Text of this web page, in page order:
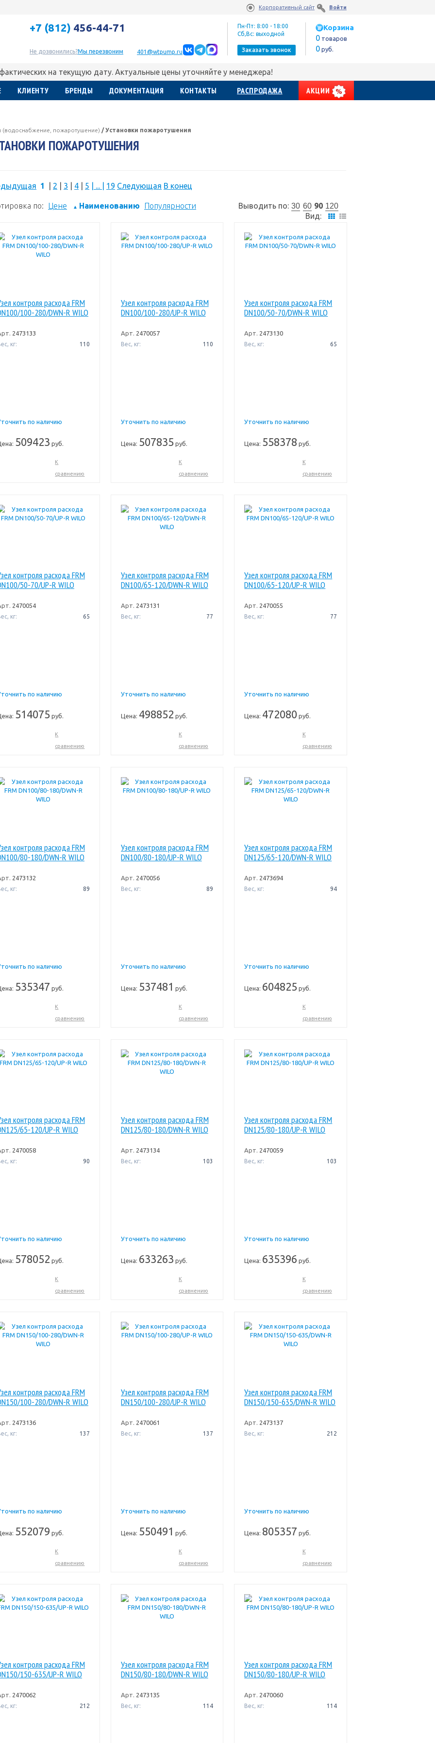
Корпоративный сайт Войти
+7 (812) 456-44-71
Не дозвонились?Мы перезвоним 401@wtpump.ru
Пн-Пт: 8:00 - 18:00
Сб,Вс: выходной
Заказать звонок
Корзина
0 товаров
0 руб.
на текущую дату. Актуальные цены уточняйте у менеджера!
КЛИЕНТУ БРЕНДЫ ДОКУМЕНТАЦИЯ КОНТАКТЫ РАСПРОДАЖА АКЦИИ
(водоснабжение, пожаротушение) /Установки пожаротушения
ПОЖАРОТУШЕНИЯ
1 2 3 4 5 ... 19 Следующая В конец
по: Цене ▲ Наименованию Популярности Выводить по: 30 60 90 120
Вид:
контроля расхода FRM
100-280/DWN-R WILO
2473133
кг: 110
по наличию
509423 руб.
К
сравнению
Узел контроля расхода FRM
DN100/100-280/UP-R WILO
Арт. 2470057
Вес, кг: 110
Уточнить по наличию
Цена: 507835 руб.
К
сравнению
Узел контроля расхода FRM
DN100/50-70/DWN-R WILO
Арт. 2473130
Вес, кг: 65
Уточнить по наличию
Цена: 558378 руб.
К
сравнению
контроля расхода FRM
50-70/UP-R WILO
2470054
кг: 65
по наличию
514075 руб.
К
сравнению
Узел контроля расхода FRM
DN100/65-120/DWN-R WILO
Арт. 2473131
Вес, кг: 77
Уточнить по наличию
Цена: 498852 руб.
К
сравнению
Узел контроля расхода FRM
DN100/65-120/UP-R WILO
Арт. 2470055
Вес, кг: 77
Уточнить по наличию
Цена: 472080 руб.
К
сравнению
контроля расхода FRM
80-180/DWN-R WILO
2473132
кг: 89
по наличию
535347 руб.
К
сравнению
Узел контроля расхода FRM
DN100/80-180/UP-R WILO
Арт. 2470056
Вес, кг: 89
Уточнить по наличию
Цена: 537481 руб.
К
сравнению
Узел контроля расхода FRM
DN125/65-120/DWN-R WILO
Арт. 2473694
Вес, кг: 94
Уточнить по наличию
Цена: 604825 руб.
К
сравнению
контроля расхода FRM
65-120/UP-R WILO
2470058
кг: 90
по наличию
578052 руб.
К
сравнению
Узел контроля расхода FRM
DN125/80-180/DWN-R WILO
Арт. 2473134
Вес, кг: 103
Уточнить по наличию
Цена: 633263 руб.
К
сравнению
Узел контроля расхода FRM
DN125/80-180/UP-R WILO
Арт. 2470059
Вес, кг: 103
Уточнить по наличию
Цена: 635396 руб.
К
сравнению
контроля расхода FRM
100-280/DWN-R WILO
2473136
кг: 137
по наличию
552079 руб.
К
сравнению
Узел контроля расхода FRM
DN150/100-280/UP-R WILO
Арт. 2470061
Вес, кг: 137
Уточнить по наличию
Цена: 550491 руб.
К
сравнению
Узел контроля расхода FRM
DN150/150-635/DWN-R WILO
Арт. 2473137
Вес, кг: 212
Уточнить по наличию
Цена: 805357 руб.
К
сравнению
контроля расхода FRM
150-635/UP-R WILO
2470062
кг: 212
Узел контроля расхода FRM
DN150/80-180/DWN-R WILO
Арт. 2473135
Вес, кг: 114
Узел контроля расхода FRM
DN150/80-180/UP-R WILO
Арт. 2470060
Вес, кг: 114